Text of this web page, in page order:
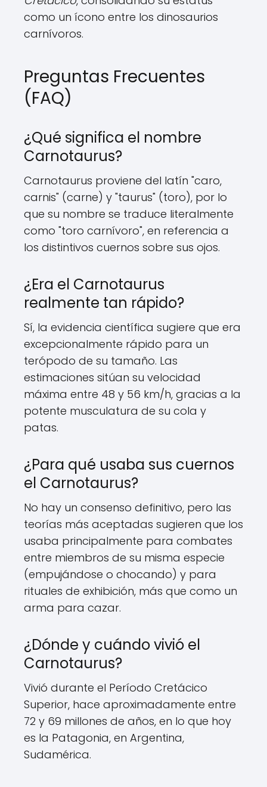
como un ícono entre los dinosaurios
carnívoros.
Preguntas Frecuentes
(FAQ)
¿Qué significa el nombre
Carnotaurus?
Carnotaurus proviene del latín "caro,
carnis" (carne) y "taurus" (toro), por lo
que su nombre se traduce literalmente
como "toro carnívoro", en referencia a
los distintivos cuernos sobre sus ojos.
¿Era el Carnotaurus
realmente tan rápido?
Sí, la evidencia científica sugiere que era
excepcionalmente rápido para un
terópodo de su tamaño. Las
estimaciones sitúan su velocidad
máxima entre 48 y 56 km/h, gracias a la
potente musculatura de su cola y
patas.
¿Para qué usaba sus cuernos
el Carnotaurus?
No hay un consenso definitivo, pero las
teorías más aceptadas sugieren que los
usaba principalmente para combates
entre miembros de su misma especie
(empujándose o chocando) y para
rituales de exhibición, más que como un
arma para cazar.
¿Dónde y cuándo vivió el
Carnotaurus?
Vivió durante el Período Cretácico
Superior, hace aproximadamente entre
72 y 69 millones de años, en lo que hoy
es la Patagonia, en Argentina,
Sudamérica.